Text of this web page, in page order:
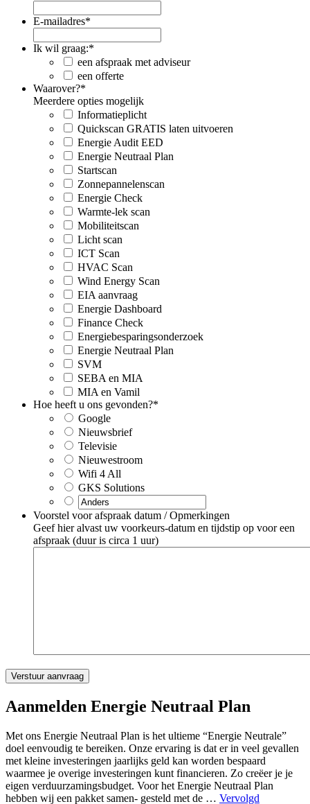
E-mailadres*
Ik wil graag:*
een afspraak met adviseur
een offerte
Waarover?*
Meerdere opties mogelijk
Informatieplicht
Quickscan GRATIS laten uitvoeren
Energie Audit EED
Energie Neutraal Plan
Startscan
Zonnepannelenscan
Energie Check
Warmte-lek scan
Mobiliteitscan
Licht scan
ICT Scan
HVAC Scan
Wind Energy Scan
EIA aanvraag
Energie Dashboard
Finance Check
Energiebesparingsonderzoek
Energie Neutraal Plan
SVM
SEBA en MIA
MIA en Vamil
Hoe heeft u ons gevonden?*
Google
Nieuwsbrief
Televisie
Nieuwestroom
Wifi 4 All
GKS Solutions
Voorstel voor afspraak datum / Opmerkingen
Geef hier alvast uw voorkeurs-datum en tijdstip op voor een
afspraak (duur is circa 1 uur)
Aanmelden Energie Neutraal Plan
Met ons Energie Neutraal Plan is het ultieme “Energie Neutrale”
doel eenvoudig te bereiken. Onze ervaring is dat er in veel gevallen
met kleine investeringen jaarlijks geld kan worden bespaard
waarmee je overige investeringen kunt financieren. Zo creëer je je
eigen verduurzamingsbudget. Voor het Energie Neutraal Plan
hebben wij een pakket samen- gesteld met de … Vervolgd